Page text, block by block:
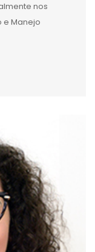
nos
e Manejo